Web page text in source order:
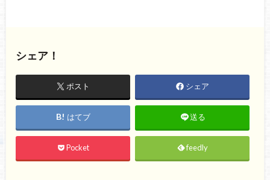
シェア！
ポスト シェア
はてブ 送る
Pocket feedly